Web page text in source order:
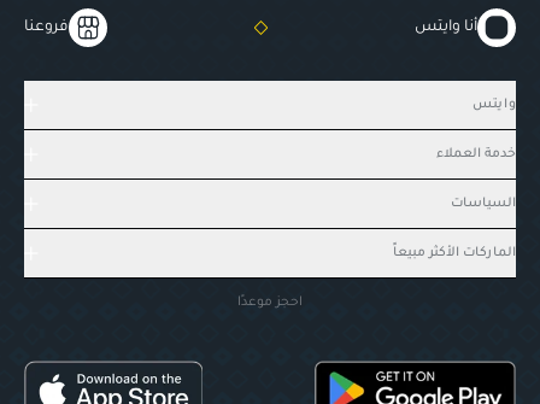
أنا وايتس فروعنا
وايتس
خدمة العملاء
السياسات
الماركات الأكثر مبيعاً
احجز موعدًا